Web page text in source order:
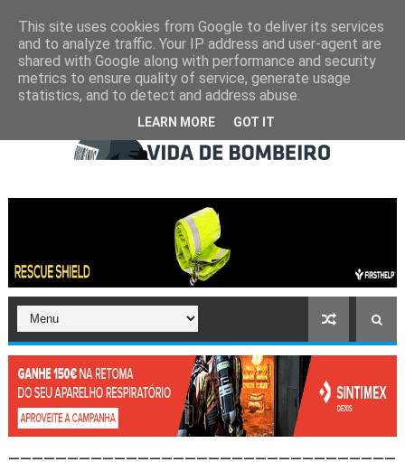
This site uses cookies from Google to deliver its services
and to analyze traffic. Your IP address and user-agent are
shared with Google along with performance and security
metrics to ensure quality of service, generate usage
statistics, and to detect and address abuse.
LEARN MORE GOT IT